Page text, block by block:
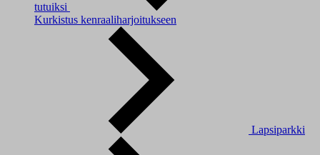
tutuiksi
Kurkistus kenraaliharjoitukseen
Lapsiparkki